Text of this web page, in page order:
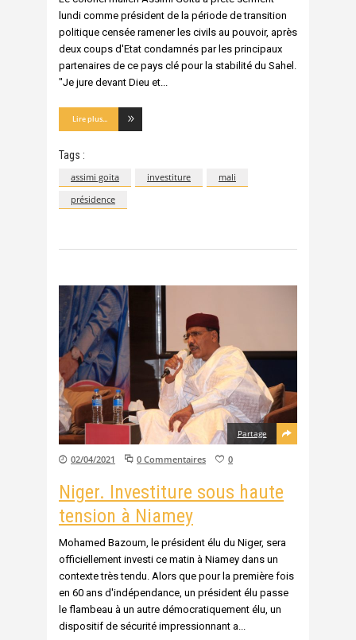
lundi comme président de la période de transition
politique censée ramener les civils au pouvoir, après
deux coups d'Etat condamnés par les principaux
partenaires de ce pays clé pour la stabilité du Sahel.
"Je jure devant Dieu et
Lire plus...
Tags :
assimi goita investiture
mali
présidence
Partage
02/04/2021 0 Commentaires 0
Niger. Investiture sous haute
tension à Niamey
Mohamed Bazoum, le président élu du Niger, sera
officiellement investi ce matin à Niamey dans un
contexte très tendu. Alors que pour la première fois
en 60 ans d'indépendance, un président élu passe
le flambeau à un autre démocratiquement élu, un
dispositif de sécurité impressionnant a